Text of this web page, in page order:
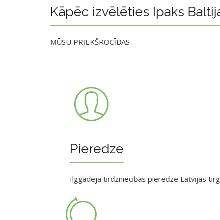
Kāpēc izvēlēties Ipaks
MŪSU PRIEKŠROCĪBAS
Pieredze
Ilggadēja tirdzniecības pieredze Latvijas